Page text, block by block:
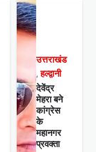
उत्तराखंड
,हल्द्वानी
देवेंद्र
मेहरा बने
कांग्रेस
के
महानगर
प्रवक्ता